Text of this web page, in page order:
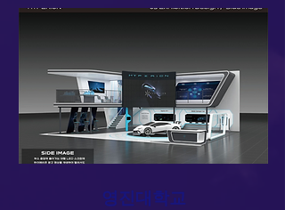
영진대학교